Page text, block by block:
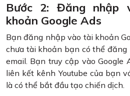
Bước 2: Đăng
khoản Google Ads
Bạn đăng nhập vào tài khoản
chưa tài khoản bạn có thể
email. Bạn truy cập vào Google
liên kết kênh Youtube của bạn
là có thể bắt đầu tạo chiến dịch.